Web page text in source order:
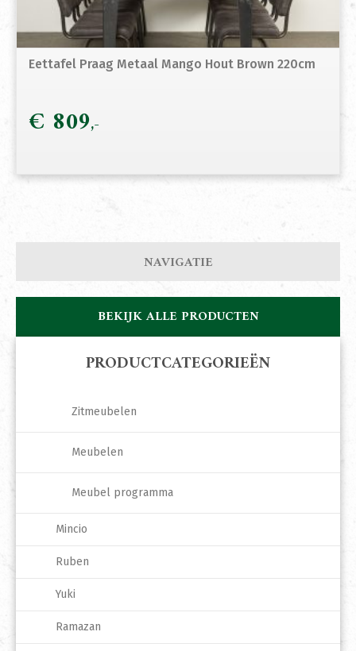
Eettafel Praag Metaal Mango Hout Brown 220cm
€ 809
NAVIGATIE
BEKIJK ALLE PRODUCTEN
PRODUCTCATEGORIEËN
Zitmeubelen
Meubelen
Meubel programma
Mincio
Ruben
Yuki
Ramazan